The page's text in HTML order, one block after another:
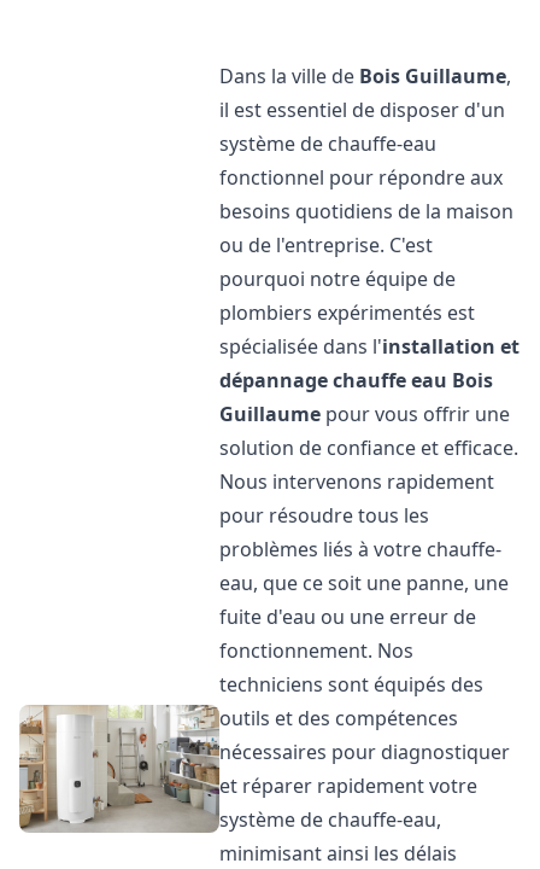
Dans la ville de Bois Guillaume,
il est essentiel de disposer d'un
système de chauffe-eau
fonctionnel pour répondre aux
besoins quotidiens de la maison
ou de l'entreprise. C'est
pourquoi notre équipe de
plombiers expérimentés est
spécialisée dans l'installation et
dépannage chauffe eau Bois
Guillaume pour vous offrir une
solution de confiance et efficace.
Nous intervenons rapidement
pour résoudre tous les
problèmes liés à votre chauffe-
eau, que ce soit une panne, une
fuite d'eau ou une erreur de
fonctionnement. Nos
techniciens sont équipés des
outils et des compétences
nécessaires pour diagnostiquer
et réparer rapidement votre
système de chauffe-eau,
minimisant ainsi les délais